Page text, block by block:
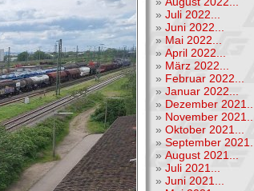
» Juli 2022...
» Juni 2022...
» Mai 2022...
» April 2022...
» März 2022...
» Februar 2022...
» Januar 2022...
» Dezember 2021...
» November 2021...
» Oktober 2021...
» September 2021...
» August 2021...
» Juli 2021...
» Juni 2021...